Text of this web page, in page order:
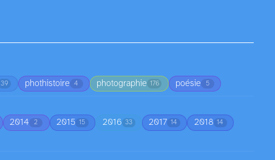
39 phothistoire 4 photographie 176 poésie 5
2014 2 2015 15 2016 33 2017 14 2018 14